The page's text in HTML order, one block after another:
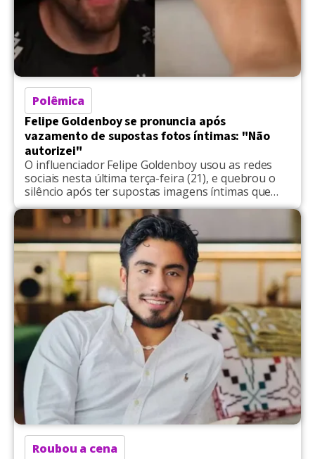
Polêmica
Felipe Goldenboy se pronuncia após
vazamento de supostas fotos íntimas: "Não
autorizei"
O influenciador Felipe Goldenboy usou as redes
sociais nesta última terça-feira (21), e quebrou o
silêncio após ter supostas imagens íntimas que
começaram a circular desde o último domingo (19).
Nos nudes expostos no X (antigo Twitter), alguns
internautas apontam que uma tatuagem no braço
da pessoa que aparece seria semelhante à do
criador de […]
Roubou a cena